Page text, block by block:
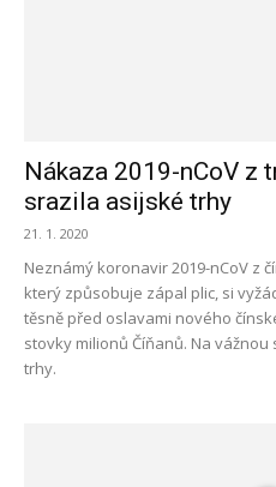
Nákaza 2019-nCoV z
srazila asijské trhy
21. 1. 2020
Neznámý koronavir 2019-nCoV z
který způsobuje zápal plic, si
těsně před oslavami nového
stovky milionů Číňanů. Na
trhy.